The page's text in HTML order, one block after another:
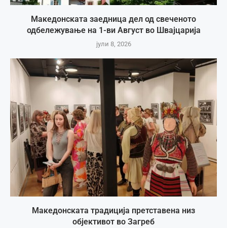
Македонската заедница дел од свеченото
одбележување на 1-ви Август во Швајцарија
јули 8, 2026
Македонската традиција претставена низ
објективот во Загреб